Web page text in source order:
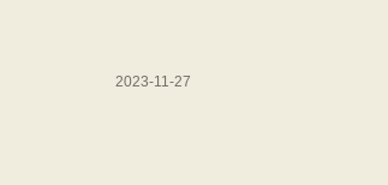
2023-11-27